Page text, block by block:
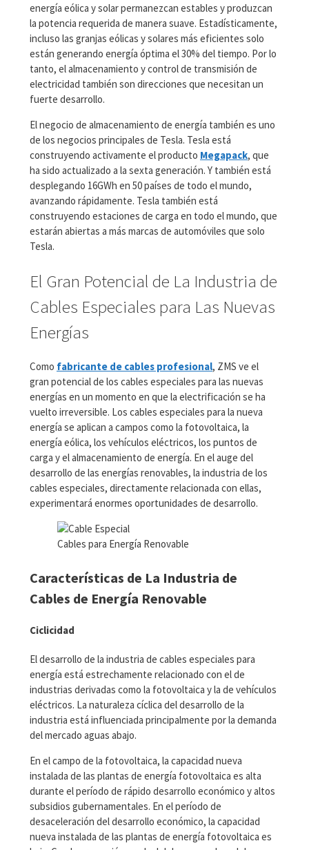
energía eólica y solar permanezcan estables y produzcan
la potencia requerida de manera suave. Estadísticamente,
incluso las granjas eólicas y solares más eficientes solo
están generando energía óptima el 30% del tiempo. Por lo
tanto, el almacenamiento y control de transmisión de
electricidad también son direcciones que necesitan un
fuerte desarrollo.
El negocio de almacenamiento de energía también es uno
de los negocios principales de Tesla. Tesla está
construyendo activamente el producto Megapack, que
ha sido actualizado a la sexta generación. Y también está
desplegando 16GWh en 50 países de todo el mundo,
avanzando rápidamente. Tesla también está
construyendo estaciones de carga en todo el mundo, que
estarán abiertas a más marcas de automóviles que solo
Tesla.
El Gran Potencial de La Industria de
Cables Especiales para Las Nuevas
Energías
Como fabricante de cables profesional, ZMS ve el
gran potencial de los cables especiales para las nuevas
energías en un momento en que la electrificación se ha
vuelto irreversible. Los cables especiales para la nueva
energía se aplican a campos como la fotovoltaica, la
energía eólica, los vehículos eléctricos, los puntos de
carga y el almacenamiento de energía. En el auge del
desarrollo de las energías renovables, la industria de los
cables especiales, directamente relacionada con ellas,
experimentará enormes oportunidades de desarrollo.
Cables para Energía Renovable
Características de La Industria de
Cables de Energía Renovable
Ciclicidad
El desarrollo de la industria de cables especiales para
energía está estrechamente relacionado con el de
industrias derivadas como la fotovoltaica y la de vehículos
eléctricos. La naturaleza cíclica del desarrollo de la
industria está influenciada principalmente por la demanda
del mercado aguas abajo.
En el campo de la fotovoltaica, la capacidad nueva
instalada de las plantas de energía fotovoltaica es alta
durante el período de rápido desarrollo económico y altos
subsidios gubernamentales. En el período de
desaceleración del desarrollo económico, la capacidad
nueva instalada de las plantas de energía fotovoltaica es